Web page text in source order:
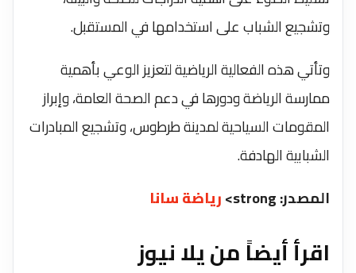
وتشجيع الشباب على استخدامها في المستقبل.
وتأتي هذه الفعالية الرياضية لتعزيز الوعي بأهمية
ممارسة الرياضة ودورها في دعم الصحة العامة، وإبراز
المقومات السياحية لمدينة طرطوس، وتشجيع المبادرات
الشبابية الهادفة.
المصدر: strong>
رياضة سانا
اقرأ أيضاً من يلا نيوز